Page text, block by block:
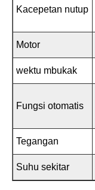
Kacepetan nutup
Motor
wektu mbukak
Fungsi otomatis
Tegangan
Suhu sekitar